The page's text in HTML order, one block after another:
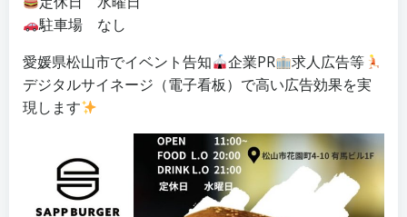
駐車場 なし
愛媛県松山市でイベント告知
企業PR
求人広告等
デジタルサイネージ（電子看板）で高い広告効果を実
現します